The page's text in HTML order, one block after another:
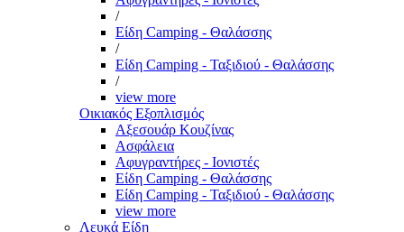
/
Είδη Camping - Θαλάσσης
/
Είδη Camping - Ταξιδιού - Θαλάσσης
/
view more
Οικιακός Εξοπλισμός
Αξεσουάρ Κουζίνας
Ασφάλεια
Αφυγραντήρες - Ιονιστές
Είδη Camping - Θαλάσσης
Είδη Camping - Ταξιδιού - Θαλάσσης
view more
Λευκά Είδη